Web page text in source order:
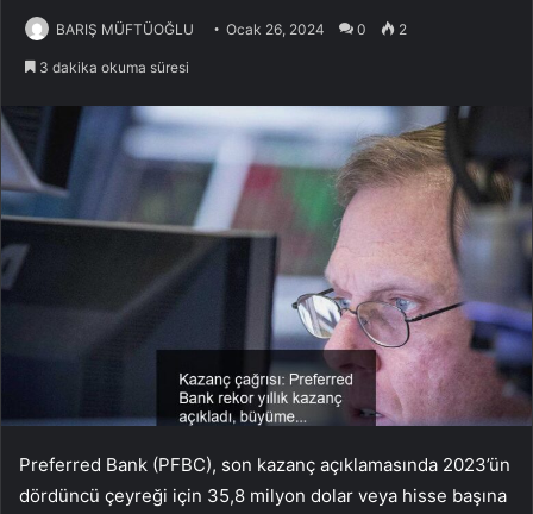
BARIŞ MÜFTÜOĞLU Ocak 26, 2024 0 2
3 dakika okuma süresi
Preferred Bank (PFBC), son kazanç açıklamasında 2023’ün
dördüncü çeyreği için 35,8 milyon dolar veya hisse başına